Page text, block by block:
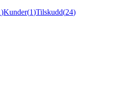
)Kunder(1)Tilskudd(24)